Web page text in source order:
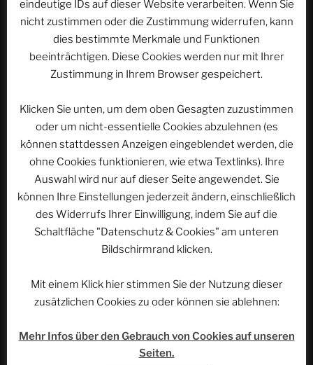
Nächster
Beitrag
WEITER
ACSOLAR #077: EUROPA-PARK – Deutscher
Themenbereich
WEBSEITE DURCHSUCHEN
Suchen
nach:
Werbung
eindeutige IDs auf dieser Website verarbeiten. Wenn Sie
nicht zustimmen oder die Zustimmung widerrufen, kann
dies bestimmte Merkmale und Funktionen
beeinträchtigen. Diese Cookies werden nur mit Ihrer
Zustimmung in Ihrem Browser gespeichert.
Klicken Sie unten, um dem oben Gesagten zuzustimmen
oder um nicht-essentielle Cookies abzulehnen (es
können stattdessen Anzeigen eingeblendet werden, die
ohne Cookies funktionieren, wie etwa Textlinks). Ihre
Auswahl wird nur auf dieser Seite angewendet. Sie
können Ihre Einstellungen jederzeit ändern, einschließlich
des Widerrufs Ihrer Einwilligung, indem Sie auf die
Schaltfläche "Datenschutz & Cookies" am unteren
Bildschirmrand klicken.
Mit einem Klick hier stimmen Sie der Nutzung dieser
zusätzlichen Cookies zu oder können sie ablehnen:
Mehr Infos über den Gebrauch von Cookies auf unseren
Seiten.